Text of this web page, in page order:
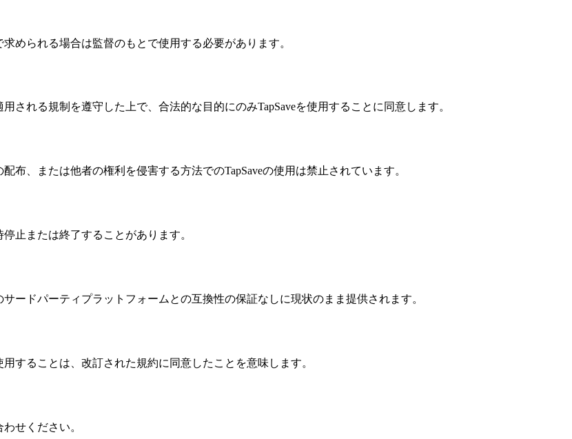
められる場合は監督のもとで使用する必要があります。
れる規制を遵守した上で、合法的な目的にのみTapSaveを使用することに同意します。
、または他者の権利を侵害する方法でのTapSaveの使用は禁止されています。
止または終了することがあります。
ードパーティプラットフォームとの互換性の保証なしに現状のまま提供されます。
することは、改訂された規約に同意したことを意味します。
せください。